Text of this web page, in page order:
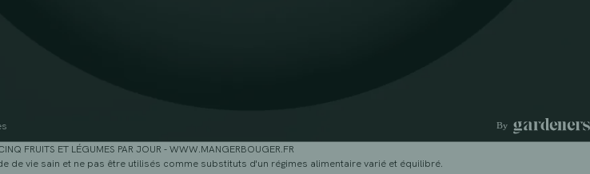
FRUITS ET LÉGUMES PAR JOUR - WWW.MANGERBOUGER.FR
vie sain et ne pas être utilisés comme substituts d'un régimes alimentaire varié et équilibré.